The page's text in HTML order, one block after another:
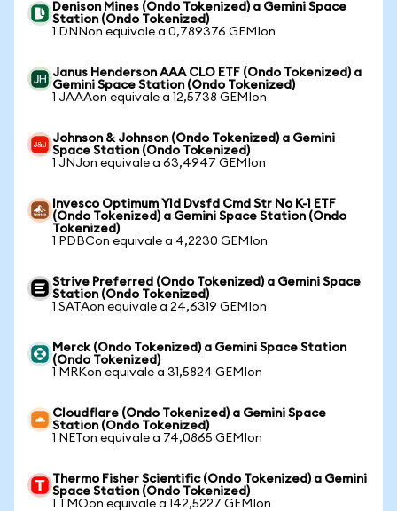
Denison Mines (Ondo Tokenized) a Gemini Space
Station (Ondo Tokenized)
1 DNNon equivale a 0,789376 GEMIon
Janus Henderson AAA CLO ETF (Ondo Tokenized) a
Gemini Space Station (Ondo Tokenized)
1 JAAAon equivale a 12,5738 GEMIon
Johnson & Johnson (Ondo Tokenized) a Gemini
Space Station (Ondo Tokenized)
1 JNJon equivale a 63,4947 GEMIon
Invesco Optimum Yld Dvsfd Cmd Str No K-1 ETF
(Ondo Tokenized) a Gemini Space Station (Ondo
Tokenized)
1 PDBCon equivale a 4,2230 GEMIon
Strive Preferred (Ondo Tokenized) a Gemini Space
Station (Ondo Tokenized)
1 SATAon equivale a 24,6319 GEMIon
Merck (Ondo Tokenized) a Gemini Space Station
(Ondo Tokenized)
1 MRKon equivale a 31,5824 GEMIon
Cloudflare (Ondo Tokenized) a Gemini Space
Station (Ondo Tokenized)
1 NETon equivale a 74,0865 GEMIon
Thermo Fisher Scientific (Ondo Tokenized) a Gemini
Space Station (Ondo Tokenized)
1 TMOon equivale a 142,5227 GEMIon